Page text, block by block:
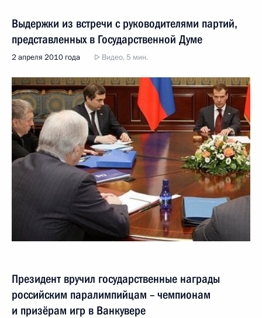
Выдержки из встречи с руководителями партий,
представленных в Государственной Думе
2 апреля 2010 года Видео, 5 мин.
Президент вручил государственные награды
российским паралимпийцам – чемпионам
и призёрам игр в Ванкувере